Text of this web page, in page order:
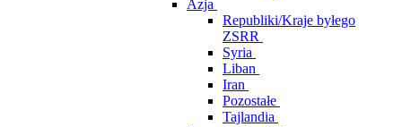
Azja
Republiki/Kraje byłego
ZSRR
Syria
Liban
Iran
Pozostałe
Tajlandia